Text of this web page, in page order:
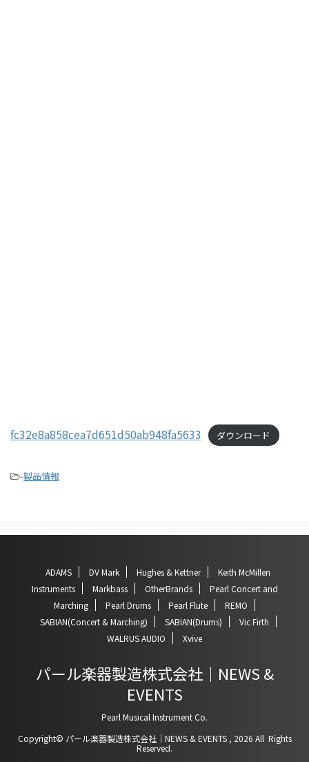
fc32e8a858cea7d651d50ab948fa5633 ダウンロード
-製品情報
ADAMS DV Mark Hughes & Kettner
Keith McMillen
Instruments
Markbass OtherBrands
Pearl Concert and
Marching
Pearl Drums Pearl Flute
REMO
SABIAN(Concert & Marching)
SABIAN(Drums)
Vic Firth
WALRUS AUDIO
Xvive
パール楽器製造株式会社｜NEWS &
EVENTS
Pearl Musical Instrument Co.
Copyright© パール楽器製造株式会社｜NEWS & EVENTS , 2026 All Rights
Reserved.